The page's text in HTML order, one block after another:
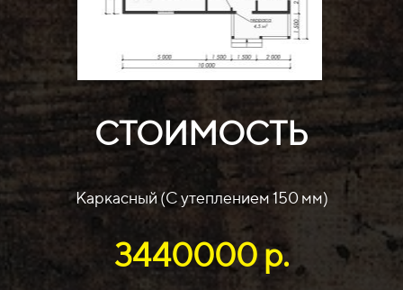
СТОИМОСТЬ
Каркасный (С утеплением 150 мм)
3440000 р.